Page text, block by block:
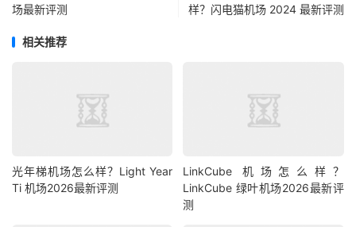
场最新评测
样？闪电猫机场 2024 最新评测
相关推荐
光年梯机场怎么样？Light Year
Ti 机场2026最新评测
LinkCube 机场怎么样？
LinkCube 绿叶机场2026最新评
测